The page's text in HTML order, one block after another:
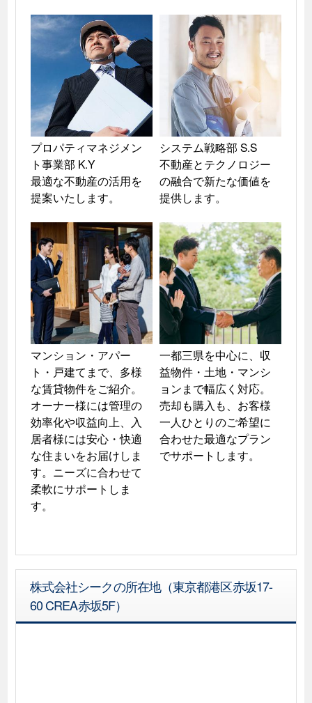
プロパティマネジメン
ト事業部 K.Y
最適な不動産の活用を
提案いたします。
システム戦略部 S.S
不動産とテクノロジー
の融合で新たな価値を
提供します。
マンション・アパー
ト・戸建てまで、多様
な賃貸物件をご紹介。
オーナー様には管理の
効率化や収益向上、入
居者様には安心・快適
な住まいをお届けしま
す。ニーズに合わせて
柔軟にサポートしま
一都三県を中心に、収
益物件・土地・マンシ
ョンまで幅広く対応。
売却も購入も、お客様
一人ひとりのご希望に
合わせた最適なプラン
でサポートします。
株式会社シークの所在地（東京都港区赤坂17-
60 CREA赤坂5F）